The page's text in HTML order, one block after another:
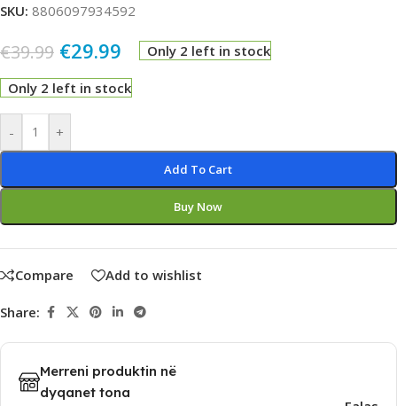
SKU: 8806097934592
€39.99 €29.99 Only 2 left in stock
Only 2 left in stock
- +
Add To Cart
Buy Now
Alternative:
Compare Add to wishlist
Share:
Merreni produktin në
dyqanet tona